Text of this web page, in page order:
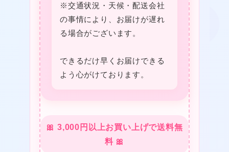
※交通状況・天候・配送会社
の事情により、お届けが遅れ
る場合がございます。
できるだけ早くお届けできる
よう心がけております。
🎀 3,000円以上お買い上げで送料無
料 🎀
★